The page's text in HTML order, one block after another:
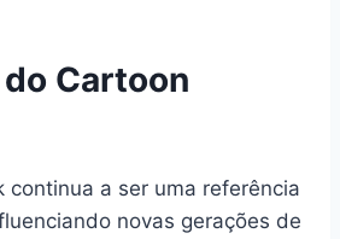
Cartoon
continua a ser uma referência
novas gerações de